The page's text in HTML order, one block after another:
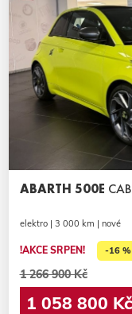
ABARTH 500E
elektro | 3 000 km | nové
!AKCE SRPEN! -16 %
1 266 900 Kč
1 058 800 Kč